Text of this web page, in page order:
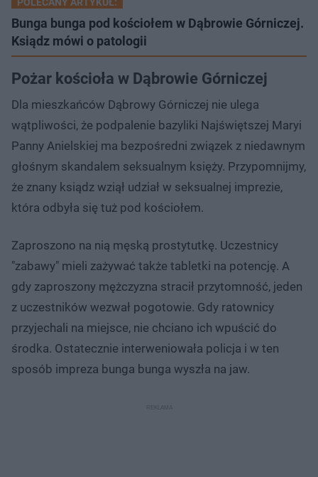
Bunga bunga pod kościołem w Dąbrowie Górniczej.
Ksiądz mówi o patologii
Pożar kościoła w Dąbrowie Górniczej
Dla mieszkańców Dąbrowy Górniczej nie ulega
wątpliwości, że podpalenie bazyliki Najświętszej Maryi
Panny Anielskiej ma bezpośredni związek z niedawnym
głośnym skandalem seksualnym księży. Przypomnijmy,
że znany ksiądz wziął udział w seksualnej imprezie,
która odbyła się tuż pod kościołem.
Zaproszono na nią męską prostytutkę. Uczestnicy
"zabawy" mieli zażywać także tabletki na potencję. A
gdy zaproszony mężczyzna stracił przytomność, jeden
z uczestników wezwał pogotowie. Gdy ratownicy
przyjechali na miejsce, nie chciano ich wpuścić do
środka. Ostatecznie interweniowała policja i w ten
sposób impreza bunga bunga wyszła na jaw.